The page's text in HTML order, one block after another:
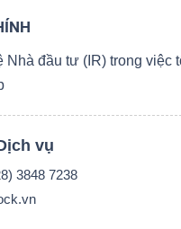
Nhà đầu tư (IR) trong việc
vụ
3848 7238